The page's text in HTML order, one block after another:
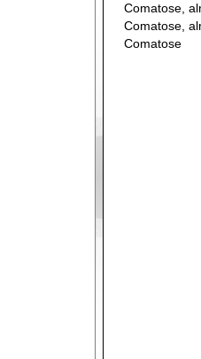
Comatose,
Comatose,
Comatose